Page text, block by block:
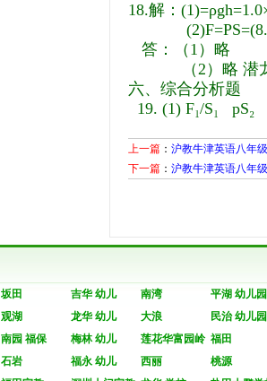
18.解：
答：（1）略
（2 ）略 潜
六、综合分析题
19. (1) F₁/S₁
上一篇 ： 沪教牛津英语八年
下一篇 ： 沪教牛津英语八年
坂田 吉华 幼儿 南湾 平湖 幼儿园
观湖 龙华 幼儿 大浪 民治 幼儿园
南园 福保 梅林 幼儿 莲花华富园岭 福田
石岩 福永 幼儿 西丽 桃源